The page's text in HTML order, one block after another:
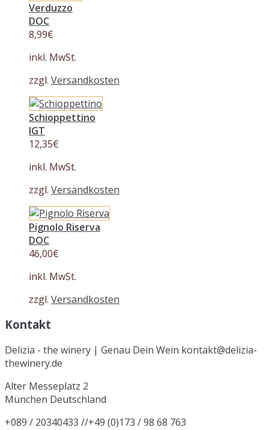
Verduzzo
DOC
8,99€
inkl. MwSt.
zzgl. Versandkosten
Schioppettino
IGT
12,35€
inkl. MwSt.
zzgl. Versandkosten
Pignolo Riserva
DOC
46,00€
inkl. MwSt.
zzgl. Versandkosten
Kontakt
Delizia - the winery | Genau Dein Wein kontakt@delizia-
thewinery.de
Alter Messeplatz 2
München Deutschland
+089 / 20340433 //+49 (0)173 / 98 68 763